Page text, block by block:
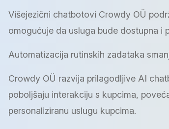
Višejezični chatbotovi Crowdy OÜ
omogućuje da usluga bude dostupna i
Automatizacija rutinskih zadataka
Crowdy OÜ razvija prilagodljive AI
poboljšaju interakciju s kupcima,
personaliziranu uslugu kupcima.